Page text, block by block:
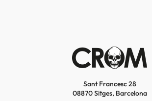
Sant Francesc 28
08870 Sitges, Barcelona